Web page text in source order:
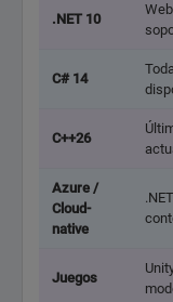
.NET 10
C# 14
C++26
Azure /
Cloud-
native
Juegos